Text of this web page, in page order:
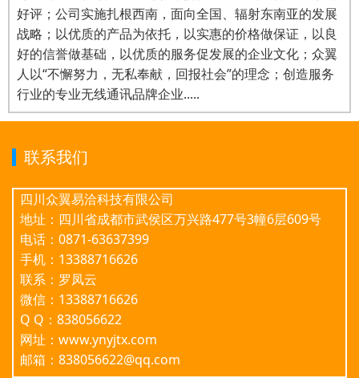
好评；公司实施扎根西南，面向全国、辐射东南亚的发展
战略；以优质的产品为依托，以实惠的价格做保证，以良
好的信誉做基础，以优质的服务促发展的企业文化；众翼
人以“不懈努力，无私奉献，回报社会”的理念；创造服务
行业的专业无线通讯品牌企业.....
联系我们
四川众翼易洽科技有限公司
地址：四川省成都市武侯区万兴路477号3幢6层609号
电话：0871-63637399
手机：13388716626
联系：罗凤云
微信：13388716626
Q Q：838056622
网址：www.ynyjtx.com
邮箱：838056622@qq.com